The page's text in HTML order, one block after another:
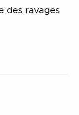
des ravages